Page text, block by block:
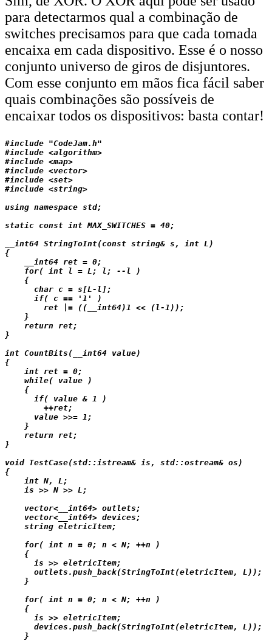
para detectarmos qual a combinação de
switches precisamos para que cada tomada
encaixa em cada dispositivo. Esse é o nosso
conjunto universo de giros de disjuntores.
Com esse conjunto em mãos fica fácil saber
quais combinações são possíveis de
encaixar todos os dispositivos: basta contar!
#include "CodeJam.h"
#include <algorithm>
#include <map>
#include <vector>
#include <set>
#include <string>
using namespace std;
static const int MAX_SWITCHES = 40;
__int64 StringToInt(const string& s, int L)
{
    __int64 ret = 0;
    for( int l = L; l; --l )
    {
      char c = s[L-l];
      if( c == '1' )
        ret |= ((__int64)1 << (l-1));
    }
    return ret;
}
int CountBits(__int64 value)
{
    int ret = 0;
    while( value )
    {
      if( value & 1 )
        ++ret;
      value >>= 1;
    }
    return ret;
}
void TestCase(std::istream& is, std::ostream& os)
{
    int N, L;
    is >> N >> L;
    vector<__int64> outlets;
    vector<__int64> devices;
    string eletricItem;
    for( int n = 0; n < N; ++n )
    {
      is >> eletricItem;
      outlets.push_back(StringToInt(eletricItem, L));
    }
    for( int n = 0; n < N; ++n )
    {
      is >> eletricItem;
      devices.push_back(StringToInt(eletricItem, L));
    }